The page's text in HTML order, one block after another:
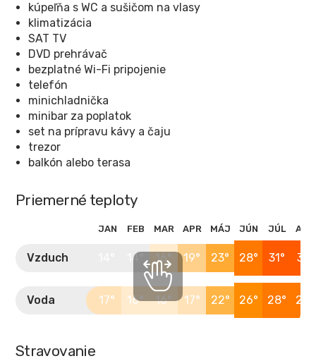
kúpeľňa s WC a sušičom na vlasy
klimatizácia
SAT TV
DVD prehrávač
bezplatné Wi-Fi pripojenie
telefón
minichladnička
minibar za poplatok
set na prípravu kávy a čaju
trezor
balkón alebo terasa
Priemerné teploty
JAN FEB MAR APR MÁJ JÚN JÚL AUG
Vzduch 14° 16° 19° 23° 28° 31° 31°
Voda 17° 16° 16° 17° 22° 26° 28° 28°
Stravovanie